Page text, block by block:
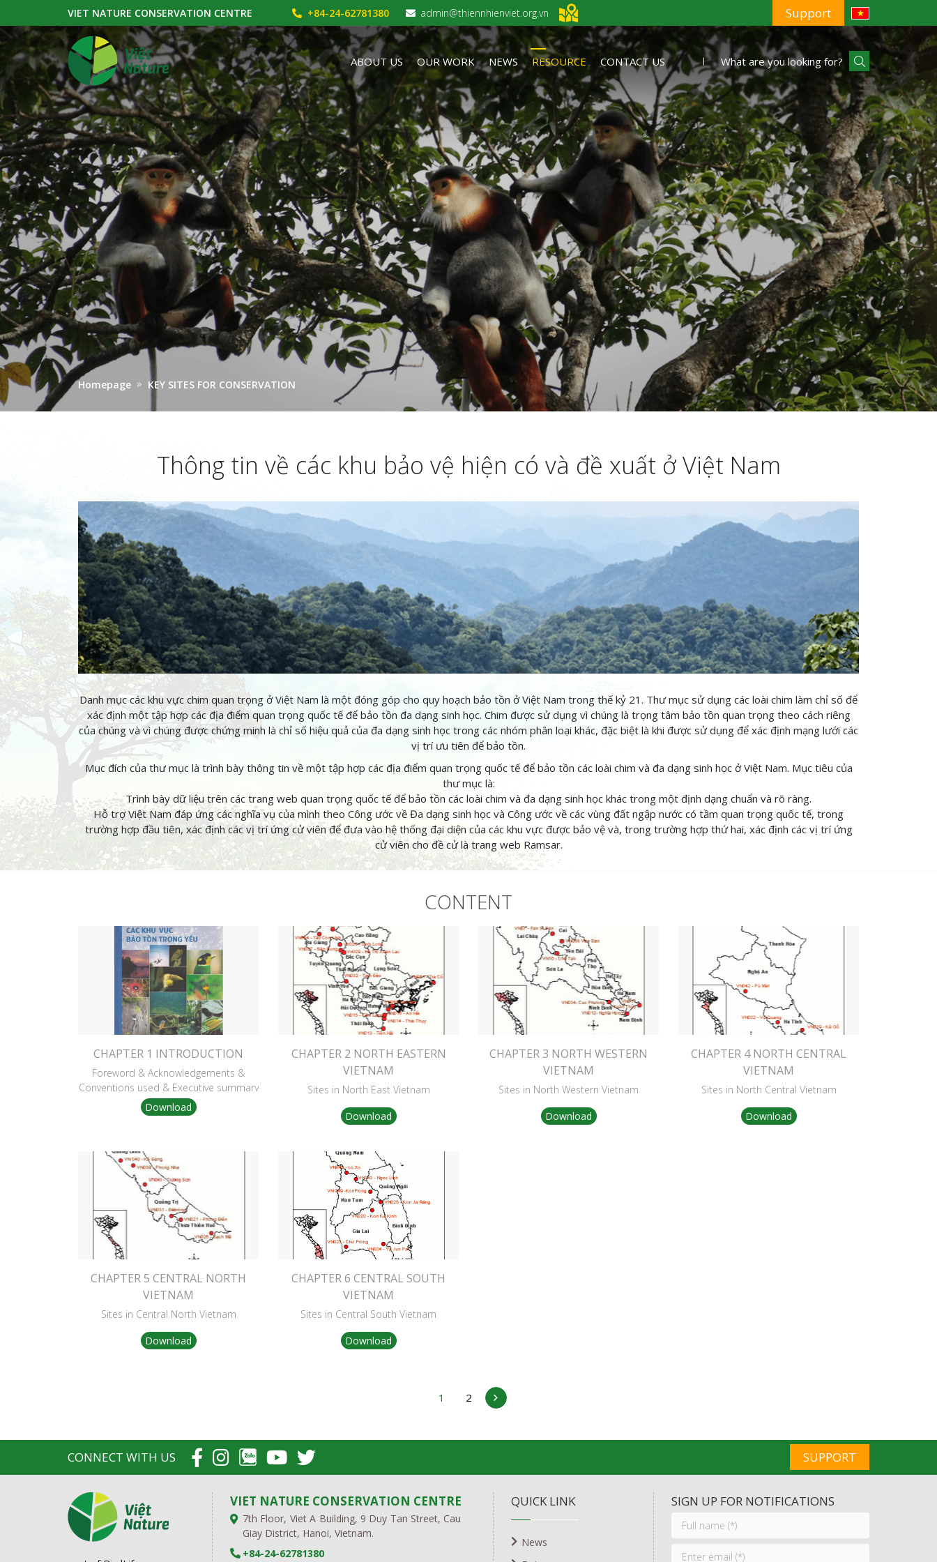
VIET NATURE CONSERVATION CENTRE +84-24-62781380 admin@thiennhienviet.org.vn Support
ABOUT US OUR WORK NEWS RESOURCE CONTACT US
Homepage KEY SITES FOR CONSERVATION
Thông tin về các khu bảo vệ hiện có và đề xuất ở Việt Nam
Danh mục các khu vực chim quan trọng ở Việt Nam là một đóng góp cho quy hoạch bảo tồn ở Việt Nam trong thế kỷ 21. Thư mục sử dụng các loài chim làm chỉ số để
xác định một tập hợp các địa điểm quan trọng quốc tế để bảo tồn đa dạng sinh học. Chim được sử dụng vì chúng là trọng tâm bảo tồn quan trọng theo cách riêng
của chúng và vì chúng được chứng minh là chỉ số hiệu quả của đa dạng sinh học trong các nhóm phân loại khác, đặc biệt là khi được sử dụng để xác định mạng lưới các
vị trí ưu tiên để bảo tồn.
Mục đích của thư mục là trình bày thông tin về một tập hợp các địa điểm quan trọng quốc tế để bảo tồn các loài chim và đa dạng sinh học ở Việt Nam. Mục tiêu của
thư mục là:
Trình bày dữ liệu trên các trang web quan trọng quốc tế để bảo tồn các loài chim và đa dạng sinh học khác trong một định dạng chuẩn và rõ ràng.
Hỗ trợ Việt Nam đáp ứng các nghĩa vụ của mình theo Công ước về Đa dạng sinh học và Công ước về các vùng đất ngập nước có tầm quan trọng quốc tế, trong
trường hợp đầu tiên, xác định các vị trí ứng cử viên để đưa vào hệ thống đại diện của các khu vực được bảo vệ và, trong trường hợp thứ hai, xác định các vị trí ứng
cử viên cho đề cử là trang web Ramsar.
CONTENT
CHAPTER 1 INTRODUCTION
Foreword & Acknowledgements &
Conventions used & Executive summary
Background & Methodology
Download
CHAPTER 2 NORTH EASTERN
VIETNAM
Sites in North East Vietnam
Download
CHAPTER 3 NORTH WESTERN
VIETNAM
Sites in North Western Vietnam
Download
CHAPTER 4 NORTH CENTRAL
VIETNAM
Sites in North Central Vietnam
Download
CHAPTER 5 CENTRAL NORTH
VIETNAM
Sites in Central North Vietnam
Download
CHAPTER 6 CENTRAL SOUTH
VIETNAM
Sites in Central South Vietnam
Download
1 2
CONNECT WITH US SUPPORT
VIET NATURE CONSERVATION CENTRE
7th Floor, Viet A Building, 9 Duy Tan Street, Cau
Giay District, Hanoi, Vietnam.
+84-24-62781380
QUICK LINK
News
SIGN UP FOR NOTIFICATIONS